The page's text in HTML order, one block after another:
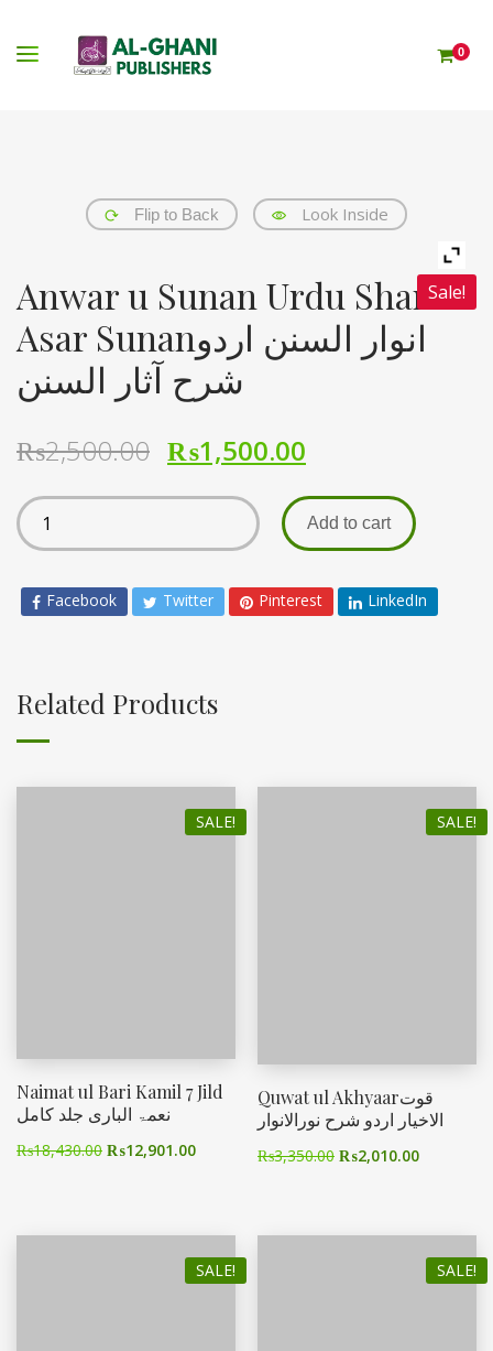
0
Flip to Back Look Inside
Sale!
Anwar u Sunan Urdu Sharah
Asar Sunanانوار السنن اردو
شرح آثار السنن
₨2,500.00 ₨1,500.00
Add to cart
Facebook Twitter Pinterest LinkedIn
Related Products
SALE!
Naimat ul Bari Kamil 7 Jild
نعمۃ الباری جلد کامل
₨18,430.00 ₨12,901.00
SALE!
Quwat ul Akhyaarقوت
الاخیار اردو شرح نورالانوار
₨3,350.00 ₨2,010.00
SALE! SALE!